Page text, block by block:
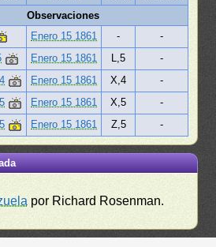
Observaciones
Enero 15 1861 -
-
Enero 15 1861 L,5
-
Enero 15 1861 X,4
-
Enero 15 1861 X,5
-
Enero 15 1861 Z,5 -
por Richard Rosenman.